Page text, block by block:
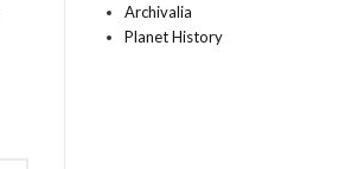
Archivalia
Planet History